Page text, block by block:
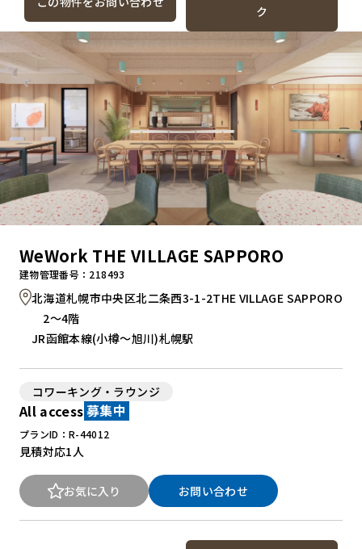
ク
WeWork THE VILLAGE SAPPORO
建物管理番号：218493
北海道札幌市中央区北二条西3-1-2THE VILLAGE SAPPORO
2～4階
JR函館本線(小樽～旭川)札幌駅
コワーキング・ラウンジ
All access 募集中
プランID：R-44012
見積対応1人
お気に入り お問い合わせ